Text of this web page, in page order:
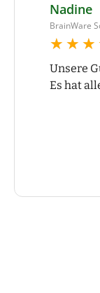
Nadine
BrainWare
Unsere
Es hat